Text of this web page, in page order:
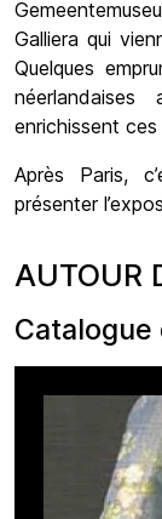
Galliera qui
Quelques
néerlandaises
enrichissent ces
Après Paris,
présenter
AUTOUR